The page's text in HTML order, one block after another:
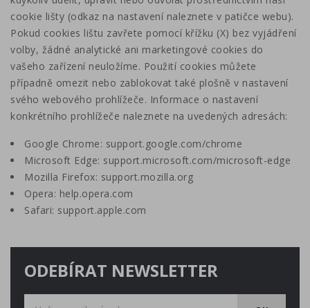
cookie lišty (odkaz na nastavení naleznete v patičce webu).
Pokud cookies lištu zavřete pomocí křížku (X) bez vyjádření
volby, žádné analytické ani marketingové cookies do
vašeho zařízení neuložíme. Použití cookies můžete
případně omezit nebo zablokovat také plošně v nastavení
svého webového prohlížeče. Informace o nastavení
konkrétního prohlížeče naleznete na uvedených adresách:
Google Chrome: support.google.com/chrome
Microsoft Edge: support.microsoft.com/microsoft-edge
Mozilla Firefox: support.mozilla.org
Opera: help.opera.com
Safari: support.apple.com
ODEBÍRAT NEWSLETTER